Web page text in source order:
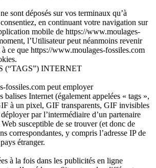
sont déposés sur vos terminaux qu’à
en continuant votre navigation sur
mobile de https://www.moulages-
l’Utilisateur peut néanmoins revenir
à ce que https://www.moulages-fossiles.com
(“TAGS”) INTERNET
fossiles.com peut employer
balises Internet (également appelées « tags »,
à un pixel, GIF transparents, GIF invisibles
par l’intermédiaire d’un partenaire
Web susceptible de se trouver (et donc de
correspondantes, y compris l’adresse IP de
étranger.
à la fois dans les publicités en ligne